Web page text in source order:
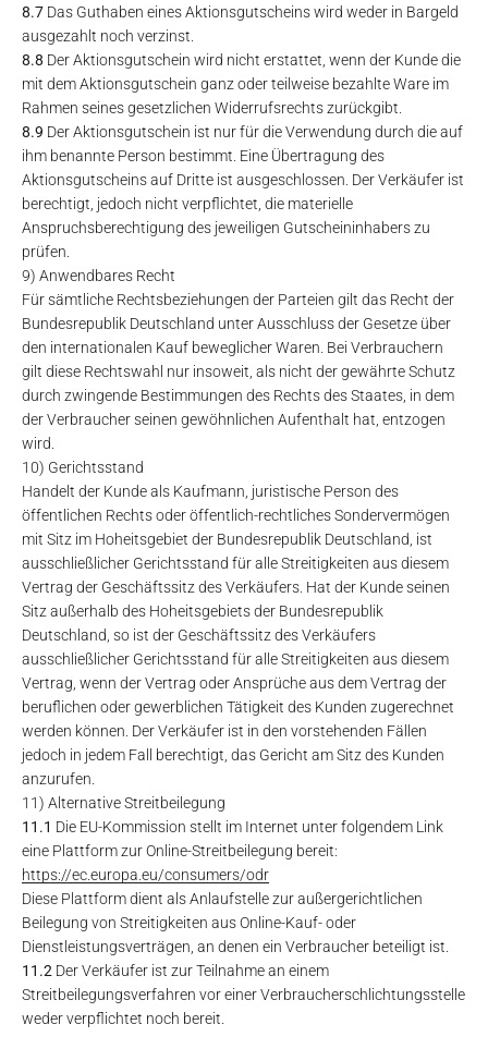
8.7 Das Guthaben eines Aktionsgutscheins wird weder in Bargeld
ausgezahlt noch verzinst.
8.8 Der Aktionsgutschein wird nicht erstattet, wenn der Kunde die
mit dem Aktionsgutschein ganz oder teilweise bezahlte Ware im
Rahmen seines gesetzlichen Widerrufsrechts zurückgibt.
8.9 Der Aktionsgutschein ist nur für die Verwendung durch die auf
ihm benannte Person bestimmt. Eine Übertragung des
Aktionsgutscheins auf Dritte ist ausgeschlossen. Der Verkäufer ist
berechtigt, jedoch nicht verpflichtet, die materielle
Anspruchsberechtigung des jeweiligen Gutscheininhabers zu
prüfen.
9) Anwendbares Recht
Für sämtliche Rechtsbeziehungen der Parteien gilt das Recht der
Bundesrepublik Deutschland unter Ausschluss der Gesetze über
den internationalen Kauf beweglicher Waren. Bei Verbrauchern
gilt diese Rechtswahl nur insoweit, als nicht der gewährte Schutz
durch zwingende Bestimmungen des Rechts des Staates, in dem
der Verbraucher seinen gewöhnlichen Aufenthalt hat, entzogen
wird.
10) Gerichtsstand
Handelt der Kunde als Kaufmann, juristische Person des
öffentlichen Rechts oder öffentlich-rechtliches Sondervermögen
mit Sitz im Hoheitsgebiet der Bundesrepublik Deutschland, ist
ausschließlicher Gerichtsstand für alle Streitigkeiten aus diesem
Vertrag der Geschäftssitz des Verkäufers. Hat der Kunde seinen
Sitz außerhalb des Hoheitsgebiets der Bundesrepublik
Deutschland, so ist der Geschäftssitz des Verkäufers
ausschließlicher Gerichtsstand für alle Streitigkeiten aus diesem
Vertrag, wenn der Vertrag oder Ansprüche aus dem Vertrag der
beruflichen oder gewerblichen Tätigkeit des Kunden zugerechnet
werden können. Der Verkäufer ist in den vorstehenden Fällen
jedoch in jedem Fall berechtigt, das Gericht am Sitz des Kunden
anzurufen.
11) Alternative Streitbeilegung
11.1 Die EU-Kommission stellt im Internet unter folgendem Link
eine Plattform zur Online-Streitbeilegung bereit:
https://ec.europa.eu/consumers/odr
Diese Plattform dient als Anlaufstelle zur außergerichtlichen
Beilegung von Streitigkeiten aus Online-Kauf- oder
Dienstleistungsverträgen, an denen ein Verbraucher beteiligt ist.
11.2 Der Verkäufer ist zur Teilnahme an einem
Streitbeilegungsverfahren vor einer Verbraucherschlichtungsstelle
weder verpflichtet noch bereit.